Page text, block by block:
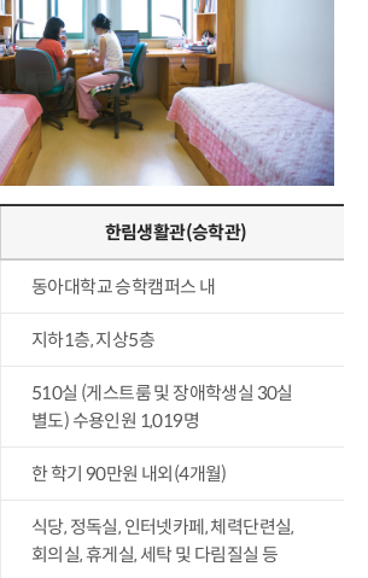
한림생활관(승학관)
동아대학교 승학캠퍼스 내
지하1층, 지상5층
510실 (게스트룸 및 장애학생실 30실
별도) 수용인원 1,019명
한 학기 90만원 내외(4개월)
식당, 정독실, 인터넷카페, 체력단련실,
회의실, 휴게실, 세탁 및 다림질실 등